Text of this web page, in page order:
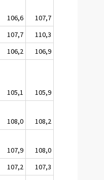
106,6
107,7
107,7
110,3
106,2
106,9
105,1
105,9
108,0
108,2
107,9
108,0
107,2
107,3